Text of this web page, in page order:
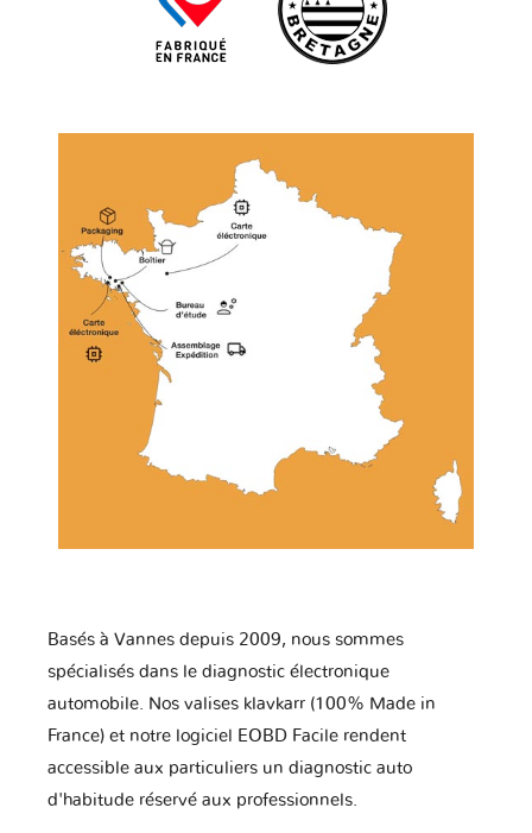
Basés à Vannes depuis 2009, nous sommes
spécialisés dans le diagnostic électronique
automobile. Nos valises klavkarr (100% Made in
France) et notre logiciel EOBD Facile rendent
accessible aux particuliers un diagnostic auto
d'habitude réservé aux professionnels.